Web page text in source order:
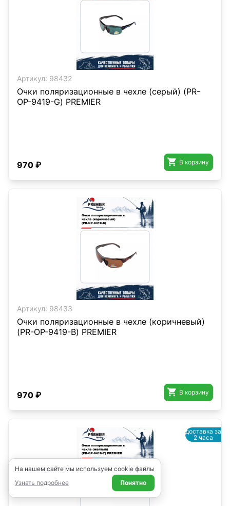
Артикул: 98432
Очки поляризационные в чехле (серый) (PR-
OP-9419-G) PREMIER
970 ₽  В корзину
Артикул: 98433
Очки поляризационные в чехле (коричневый)
(PR-OP-9419-B) PREMIER
970 ₽  В корзину
доставка за
2 часа
На нашем сайте мы используем cookie файлы
Узнать подробнее
Понятно